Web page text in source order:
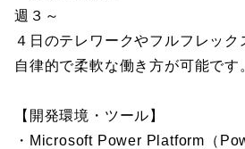
週３～
４日のテレワークやフルフレック
自律的で柔軟な働き方が可能です
【開発環境・ツール】
・Microsoft Power Platform（